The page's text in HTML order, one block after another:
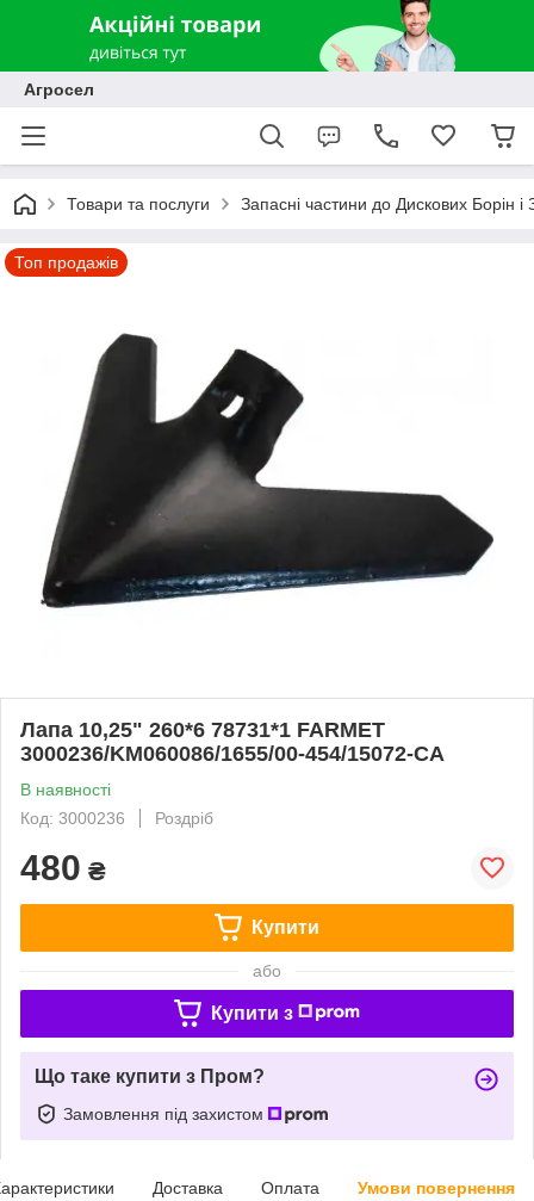
Агросел
Товари та послуги Запасні частини до Дискових Борін і
Топ продажів
Лапа 10,25" 260*6 78731*1 FARMET
3000236/KM060086/1655/00-454/15072-CA
В наявності
Код: 3000236
Роздріб
480 ₴
Купити
або
Купити з
Що таке купити з Пром?
Замовлення під захистом
Доставка Оплата Умови повернення